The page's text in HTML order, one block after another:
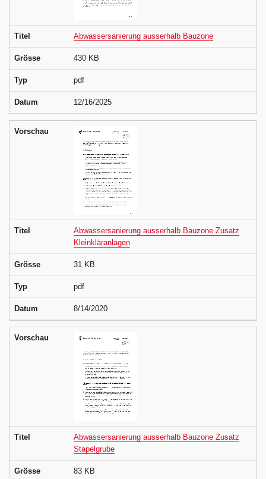
Titel Abwassersanierung ausserhalb Bauzone
Grösse 430 KB
Typ pdf
Datum 12/16/2025
Vorschau
Titel
Abwassersanierung ausserhalb Bauzone Zusatz
Kleinkläranlagen
Grösse 31 KB
Typ pdf
Datum 8/14/2020
Vorschau
Titel
Abwassersanierung ausserhalb Bauzone Zusatz
Stapelgrube
Grösse 83 KB